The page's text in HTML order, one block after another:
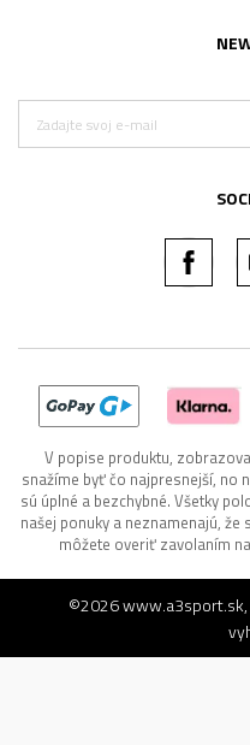
V popise produktu,
snažíme byť čo najpresnejší, no
sú úplné a bezchybné. Všetky
našej ponuky a neznamenajú,
môžete overiť zavolaním
©2026www.a3sport.sk